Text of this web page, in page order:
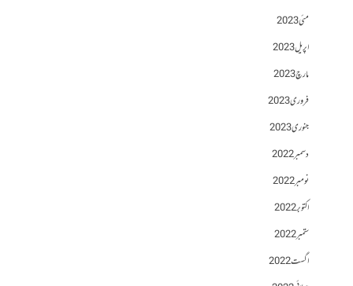
مئی 2023
اپریل 2023
مارچ 2023
فروری 2023
جنوری 2023
دسمبر 2022
نومبر 2022
اکتوبر 2022
ستمبر 2022
اگست 2022